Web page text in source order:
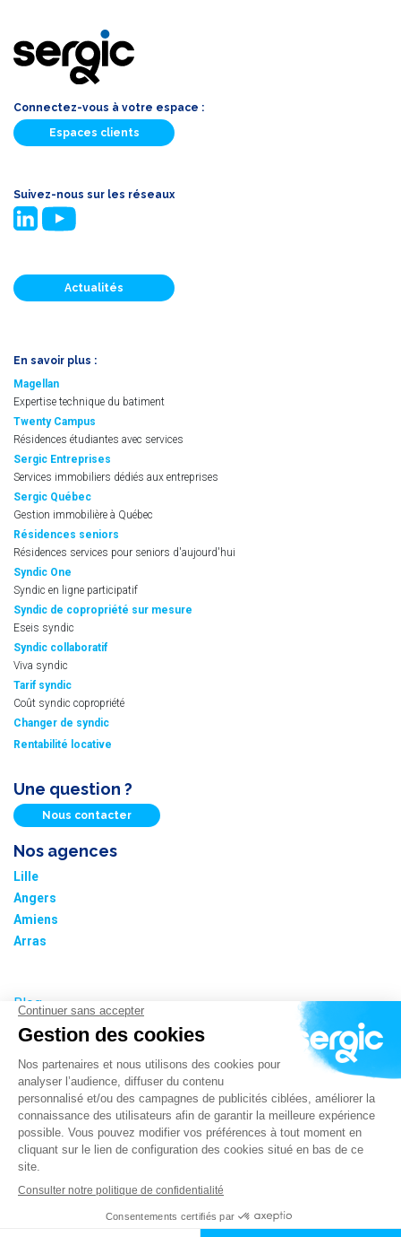
Connectez-vous à votre espace :
Espaces clients
Suivez-nous sur les réseaux
Actualités
En savoir plus :
Magellan
Expertise technique du batiment
Twenty Campus
Résidences étudiantes avec services
Sergic Entreprises
Services immobiliers dédiés aux entreprises
Sergic Québec
Gestion immobilière à Québec
Résidences seniors
Résidences services pour seniors d'aujourd'hui
Syndic One
Syndic en ligne participatif
Syndic de copropriété sur mesure
Eseis syndic
Syndic collaboratif
Viva syndic
Tarif syndic
Coût syndic copropriété
Changer de syndic
Rentabilité locative
Une question ?
Nous contacter
Nos agences
Lille
Angers
Amiens
Arras
Blog
Nos tarifs
Plan du site
Informations cookies
Paramétrer les cookies
Politique de confidentialité